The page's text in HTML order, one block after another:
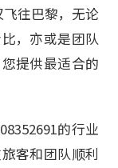
往巴黎，无论
，亦或是团队
提供最适合的
的行业
客和团队顺利